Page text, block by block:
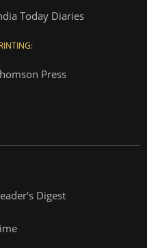
Today Diaries
Press
Digest